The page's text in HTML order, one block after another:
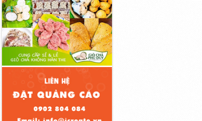
Lễ 29/2023
Tốt...
Công Ty May Túi Giữ
Nhiệt, Túi...
Liên Hệ
>